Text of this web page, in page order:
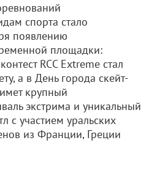
спорта стало
появлению
площадки:
RCC Extreme стал
а в День города скейт-
крупный
экстрима и уникальный
с участием уральских
из Франции, Греции